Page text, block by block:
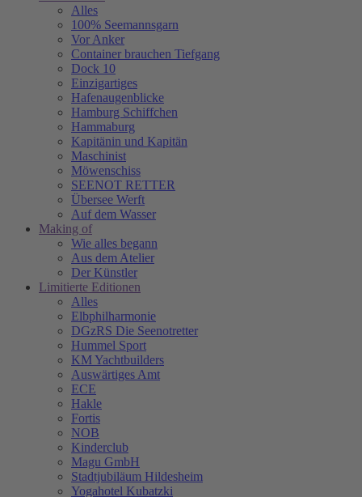
Alles
100% Seemannsgarn
Vor Anker
Container brauchen Tiefgang
Dock 10
Einzigartiges
Hafenaugen­blicke
Hamburg Schiffchen
Hammaburg
Kapitänin und Kapitän
Maschinist
Möwenschiss
SEENOT RETTER
Übersee Werft
Auf dem Wasser
Making of
Wie alles begann
Aus dem Atelier
Der Künstler
Limitierte Editionen
Alles
Elbphilharmonie
DGzRS Die Seenotretter
Hummel Sport
KM Yachtbuilders
Auswärtiges Amt
ECE
Hakle
Fortis
NOB
Kinderclub
Magu GmbH
Stadtjubiläum Hildesheim
Yogahotel Kubatzki